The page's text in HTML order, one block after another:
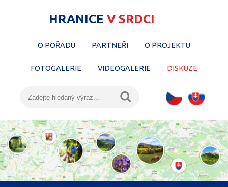
HRANICE V SRDCI
O POŘADU PARTNEŘI O PROJEKTU
FOTOGALERIE VIDEOGALERIE DISKUZE